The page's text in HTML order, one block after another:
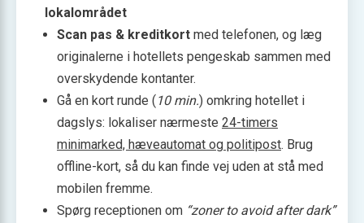
lokalområdet
Scan pas & kreditkort med telefonen, og læg
originalerne i hotellets pengeskab sammen med
overskydende kontanter.
Gå en kort runde (10 min.) omkring hotellet i
dagslys: lokaliser nærmeste 24-timers
minimarked, hæveautomat og politipost. Brug
offline-kort, så du kan finde vej uden at stå med
mobilen fremme.
Spørg receptionen om “zoner to avoid after dark”